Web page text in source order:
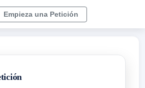
Empieza una Petición